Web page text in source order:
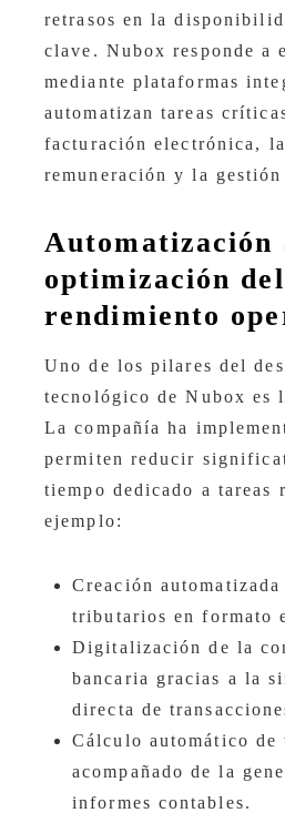
retrasos en la
clave. Nubox responde a
mediante plataformas
automatizan tareas
facturación electrónica,
remuneración y la
Automatización
optimización del
rendimiento
Uno de los pilares del
tecnológico de Nubox es
La compañía ha
permiten reducir
tiempo dedicado a tareas
ejemplo:
Creación
tributarios en formato
Digitalización de la
bancaria gracias a la
directa de
Cálculo automático de
acompañado de la
informes contables.